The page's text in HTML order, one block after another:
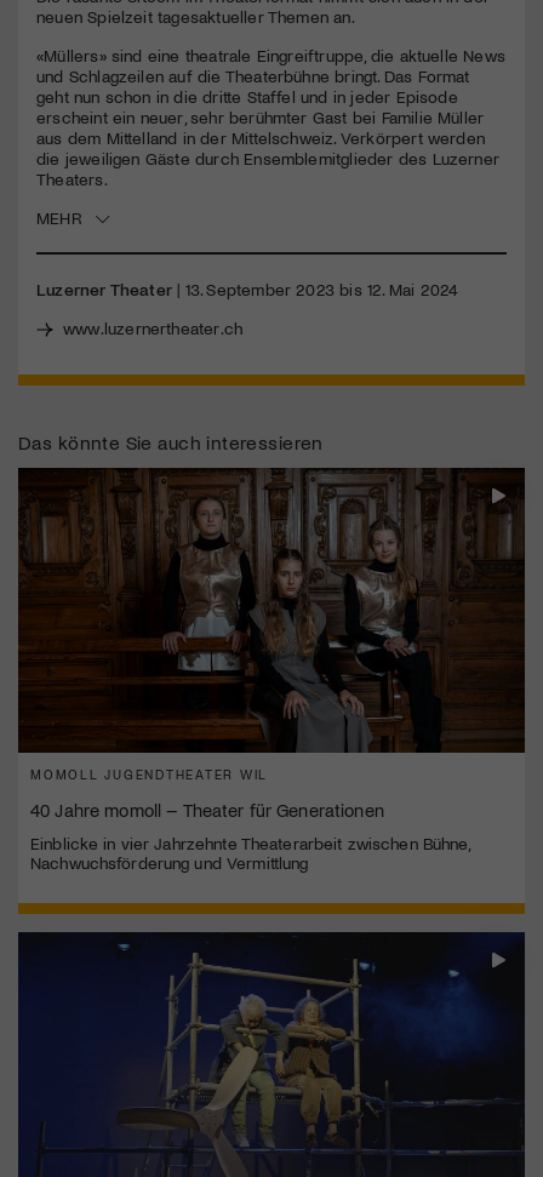
seconds
neuen Spielzeit tagesaktueller Themen an.
«Müllers» sind eine theatrale Eingreiftruppe, die aktuelle News
und Schlagzeilen auf die Theaterbühne bringt. Das Format
geht nun schon in die dritte Staffel und in jeder Episode
erscheint ein neuer, sehr berühmter Gast bei Familie Müller
aus dem Mittelland in der Mittelschweiz. Verkörpert werden
die jeweiligen Gäste durch Ensemblemitglieder des Luzerner
Theaters.
MEHR
Luzerner Theater | 13. September 2023 bis 12. Mai 2024
www.luzernertheater.ch
Das könnte Sie auch interessieren
MOMOLL JUGENDTHEATER WIL
40 Jahre momoll – Theater für Generationen
Einblicke in vier Jahrzehnte Theaterarbeit zwischen Bühne,
Nachwuchsförderung und Vermittlung
Jetzt Mitglied werden